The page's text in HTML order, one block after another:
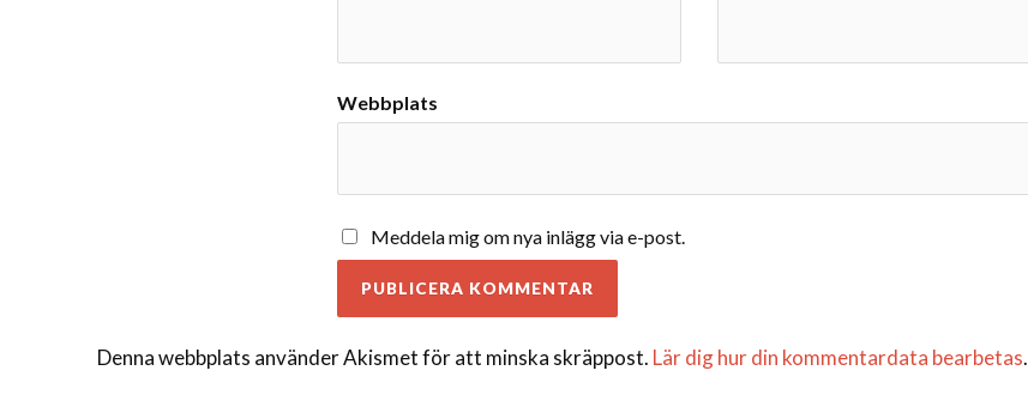
Webbplats
Meddela mig om nya inlägg via e-post.
Denna webbplats använder Akismet för att minska skräppost. Lär dig hur din kommentardata bearbetas.